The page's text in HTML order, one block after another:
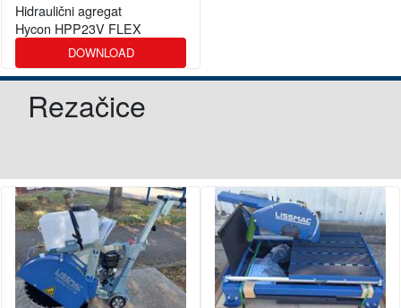
Hidraulični agregat
Hycon HPP23V FLEX
DOWNLOAD
Rezačice